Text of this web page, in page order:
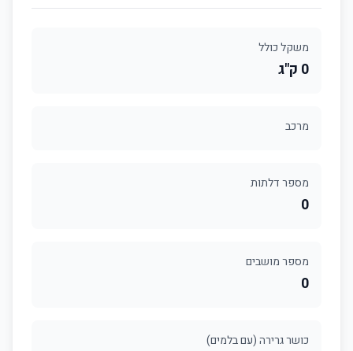
משקל כולל
0 ק"ג
מרכב
מספר דלתות
0
מספר מושבים
0
כושר גרירה (עם בלמים)